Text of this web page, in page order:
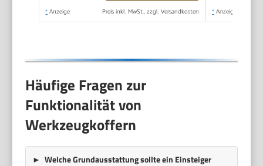
entnehmbare Trage)
* Anzeige Preis inkl. MwSt., zzgl. Versandkosten * Anzeige
Häufige Fragen zur
Funktionalität von
Werkzeugkoffern
Welche Grundausstattung sollte ein Einsteiger